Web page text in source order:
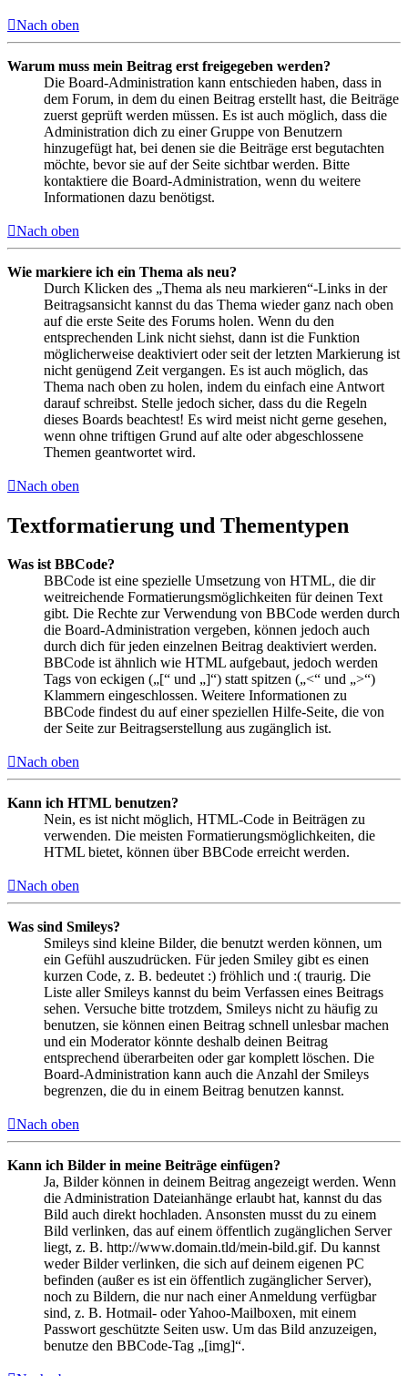
Nach oben
Warum muss mein Beitrag erst freigegeben werden?
Die Board-Administration kann entschieden haben, dass in
dem Forum, in dem du einen Beitrag erstellt hast, die Beiträge
zuerst geprüft werden müssen. Es ist auch möglich, dass die
Administration dich zu einer Gruppe von Benutzern
hinzugefügt hat, bei denen sie die Beiträge erst begutachten
möchte, bevor sie auf der Seite sichtbar werden. Bitte
kontaktiere die Board-Administration, wenn du weitere
Informationen dazu benötigst.
Nach oben
Wie markiere ich ein Thema als neu?
Durch Klicken des „Thema als neu markieren“-Links in der
Beitragsansicht kannst du das Thema wieder ganz nach oben
auf die erste Seite des Forums holen. Wenn du den
entsprechenden Link nicht siehst, dann ist die Funktion
möglicherweise deaktiviert oder seit der letzten Markierung ist
nicht genügend Zeit vergangen. Es ist auch möglich, das
Thema nach oben zu holen, indem du einfach eine Antwort
darauf schreibst. Stelle jedoch sicher, dass du die Regeln
dieses Boards beachtest! Es wird meist nicht gerne gesehen,
wenn ohne triftigen Grund auf alte oder abgeschlossene
Themen geantwortet wird.
Nach oben
Textformatierung und Thementypen
Was ist BBCode?
BBCode ist eine spezielle Umsetzung von HTML, die dir
weitreichende Formatierungsmöglichkeiten für deinen Text
gibt. Die Rechte zur Verwendung von BBCode werden durch
die Board-Administration vergeben, können jedoch auch
durch dich für jeden einzelnen Beitrag deaktiviert werden.
BBCode ist ähnlich wie HTML aufgebaut, jedoch werden
Tags von eckigen („[“ und „]“) statt spitzen („<“ und „>“)
Klammern eingeschlossen. Weitere Informationen zu
BBCode findest du auf einer speziellen Hilfe-Seite, die von
der Seite zur Beitragserstellung aus zugänglich ist.
Nach oben
Kann ich HTML benutzen?
Nein, es ist nicht möglich, HTML-Code in Beiträgen zu
verwenden. Die meisten Formatierungsmöglichkeiten, die
HTML bietet, können über BBCode erreicht werden.
Nach oben
Was sind Smileys?
Smileys sind kleine Bilder, die benutzt werden können, um
ein Gefühl auszudrücken. Für jeden Smiley gibt es einen
kurzen Code, z. B. bedeutet :) fröhlich und :( traurig. Die
Liste aller Smileys kannst du beim Verfassen eines Beitrags
sehen. Versuche bitte trotzdem, Smileys nicht zu häufig zu
benutzen, sie können einen Beitrag schnell unlesbar machen
und ein Moderator könnte deshalb deinen Beitrag
entsprechend überarbeiten oder gar komplett löschen. Die
Board-Administration kann auch die Anzahl der Smileys
begrenzen, die du in einem Beitrag benutzen kannst.
Nach oben
Kann ich Bilder in meine Beiträge einfügen?
Ja, Bilder können in deinem Beitrag angezeigt werden. Wenn
die Administration Dateianhänge erlaubt hat, kannst du das
Bild auch direkt hochladen. Ansonsten musst du zu einem
Bild verlinken, das auf einem öffentlich zugänglichen Server
liegt, z. B. http://www.domain.tld/mein-bild.gif. Du kannst
weder Bilder verlinken, die sich auf deinem eigenen PC
befinden (außer es ist ein öffentlich zugänglicher Server),
noch zu Bildern, die nur nach einer Anmeldung verfügbar
sind, z. B. Hotmail- oder Yahoo-Mailboxen, mit einem
Passwort geschützte Seiten usw. Um das Bild anzuzeigen,
benutze den BBCode-Tag „[img]“.